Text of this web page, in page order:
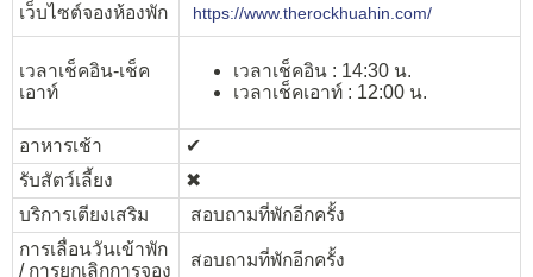
เว็บไซต์จองห้องพัก https://www.therockhuahin.com/
เวลาเช็คอิน-เช็ค
เอาท์
เวลาเช็คอิน : 14:30 น.
เวลาเช็คเอาท์ : 12:00 น.
อาหารเช้า
✔︎
รับสัตว์เลี้ยง
✖︎
บริการเตียงเสริม
สอบถามที่พักอีกครั้ง
การเลื่อนวันเข้าพัก
/ การยกเลิกการจอง
สอบถามที่พักอีกครั้ง